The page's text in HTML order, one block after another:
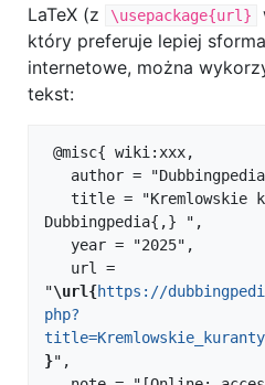
LaTeX (z
\usepackage{url}
który preferuje lepiej
internetowe, można
tekst:
Dubbingpedia{,} ",
"\url{https://
php?
}",